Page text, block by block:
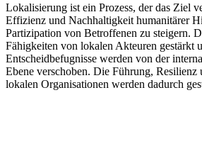
Lokalisierung ist ein Prozess, der das Ziel
Effizienz und Nachhaltigkeit humanitärer
Partizipation von Betroffenen zu steigern.
Fähigkeiten von lokalen Akteuren gestärkt
Entscheidbefugnisse werden von der
Ebene verschoben. Die Führung, Resilienz
lokalen Organisationen werden dadurch